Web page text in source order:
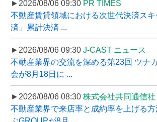
►2026/08/06 09:30 PR TIMES
不動産賃貸領域における次世代決済ス
済」累計決済 ...
►2026/08/06 09:30 J-CAST ニュース
不動産業界の交流を深める第23回 ツナ
会が8月18日に ...
►2026/08/06 08:30 株式会社共同通信社
不動産業界で来店率と成約率を上げる